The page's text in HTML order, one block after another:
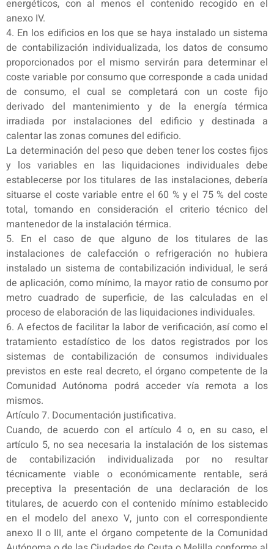
energéticos, con al menos el contenido recogido en el
anexo IV.
4. En los edificios en los que se haya instalado un sistema
de contabilización individualizada, los datos de consumo
proporcionados por el mismo servirán para determinar el
coste variable por consumo que corresponde a cada unidad
de consumo, el cual se completará con un coste fijo
derivado del mantenimiento y de la energía térmica
irradiada por instalaciones del edificio y destinada a
calentar las zonas comunes del edificio.
La determinación del peso que deben tener los costes fijos
y los variables en las liquidaciones individuales debe
establecerse por los titulares de las instalaciones, debería
situarse el coste variable entre el 60 % y el 75 % del coste
total, tomando en consideración el criterio técnico del
mantenedor de la instalación térmica.
5. En el caso de que alguno de los titulares de las
instalaciones de calefacción o refrigeración no hubiera
instalado un sistema de contabilización individual, le será
de aplicación, como mínimo, la mayor ratio de consumo por
metro cuadrado de superficie, de las calculadas en el
proceso de elaboración de las liquidaciones individuales.
6. A efectos de facilitar la labor de verificación, así como el
tratamiento estadístico de los datos registrados por los
sistemas de contabilización de consumos individuales
previstos en este real decreto, el órgano competente de la
Comunidad Autónoma podrá acceder vía remota a los
mismos.
Artículo 7. Documentación justificativa.
Cuando, de acuerdo con el artículo 4 o, en su caso, el
artículo 5, no sea necesaria la instalación de los sistemas
de contabilización individualizada por no resultar
técnicamente viable o económicamente rentable, será
preceptiva la presentación de una declaración de los
titulares, de acuerdo con el contenido mínimo establecido
en el modelo del anexo V, junto con el correspondiente
anexo II o III, ante el órgano competente de la Comunidad